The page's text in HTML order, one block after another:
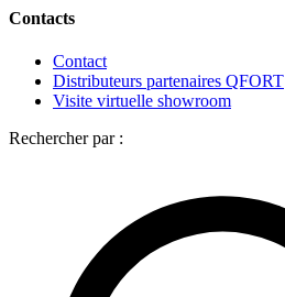
Contacts
Contact
Distributeurs partenaires QFORT
Visite virtuelle showroom
Rechercher par :